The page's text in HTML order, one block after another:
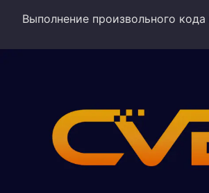
Выполнение произвольного